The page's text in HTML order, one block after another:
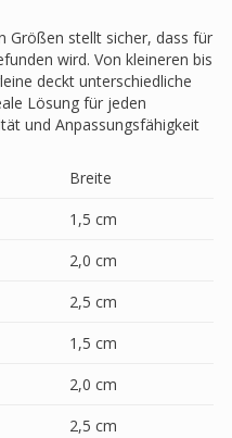
Größen stellt sicher, dass für
wird. Von kleineren bis
deckt unterschiedliche
Lösung für jeden
und Anpassungsfähigkeit
Breite
1,5 cm
2,0 cm
2,5 cm
1,5 cm
2,0 cm
2,5 cm